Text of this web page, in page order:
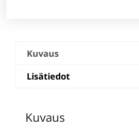
Kuvaus
Lisätiedot
Kuvaus